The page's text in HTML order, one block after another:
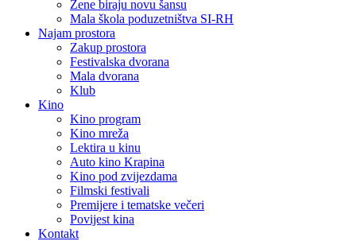
Žene biraju novu šansu
Mala škola poduzetništva SI-RH
Najam prostora
Zakup prostora
Festivalska dvorana
Mala dvorana
Klub
Kino
Kino program
Kino mreža
Lektira u kinu
Auto kino Krapina
Kino pod zvijezdama
Filmski festivali
Premijere i tematske večeri
Povijest kina
Kontakt